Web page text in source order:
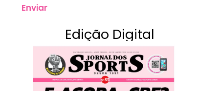
Enviar
Edição Digital